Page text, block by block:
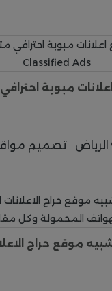
مبوبة
الرياض
تصميم مواقع
موقع حراج